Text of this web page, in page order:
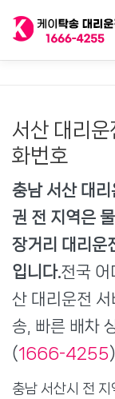
탁송/대리기사 구인
서산 대리운
화번호
충남 서산 대
권 전 지역은
장거리 대리운
입니다.전국 어
산 대리운전
송, 빠른 배차
(1666-4255
충남 서산시 전